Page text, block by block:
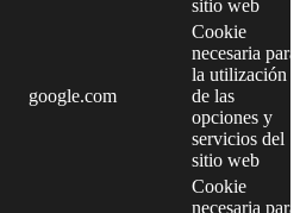
sitio web
google.com
Cookie
necesaria para
la utilización
de las
opciones y
servicios del
sitio web
Cookie
necesaria para